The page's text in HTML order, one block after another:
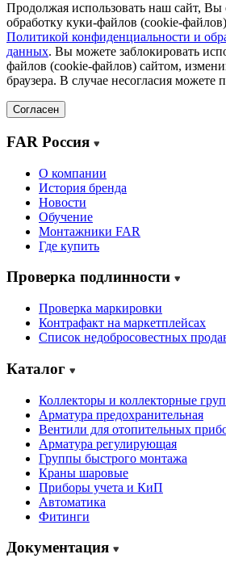
Продолжая использовать наш сайт, Вы
обработку куки-файлов (cookie-
Политикой конфиденциальности и
данных. Вы можете заблокировать
файлов (cookie-файлов) сайтом,
браузера. В случае несогласия можете
Согласен
FAR Россия
О компании
История бренда
Новости
Обучение
Монтажники FAR
Где купить
Проверка подлинности
Проверка маркировки
Контрафакт на маркетплейсах
Cписок недобросовестных
Каталог
Коллекторы и коллекторные
Арматура предохранительная
Вентили для отопительных
Арматура регулирующая
Группы быстрого монтажа
Краны шаровые
Приборы учета и КиП
Автоматика
Фитинги
Документация